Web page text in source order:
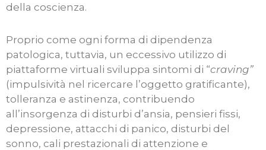
della coscienza.
Proprio come ogni forma di dipendenza
patologica, tuttavia, un eccessivo utilizzo di
piattaforme virtuali sviluppa sintomi di “craving”
(impulsività nel ricercare l’oggetto gratificante),
tolleranza e astinenza, contribuendo
all’insorgenza di disturbi d’ansia, pensieri fissi,
depressione, attacchi di panico, disturbi del
sonno, cali prestazionali di attenzione e